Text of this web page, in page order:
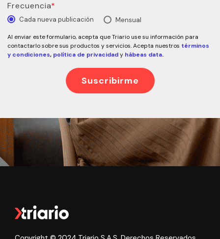
Frecuencia*
Cada nueva publicación Mensual
Al enviar este formulario, acepta que Triario use su información para
contactarlo sobre sus productos y servicios. Acepta nuestros términos
y condiciones, política de privacidady hábeas data.